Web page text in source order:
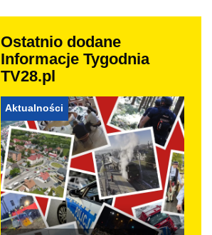
Ostatnio dodane
Informacje Tygodnia
TV28.pl
Aktualności